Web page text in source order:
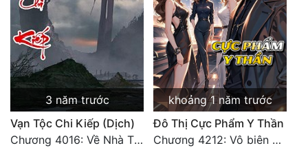
3 năm trước
Vạn Tộc Chi Kiếp (Dịch)
Chương 4016: Về Nhà Thôi... (Đại Kết Cục)
khoảng 1 năm trước
Đô Thị Cực Phẩm Y Thần
Chương 4212: Vô biên hắc ám